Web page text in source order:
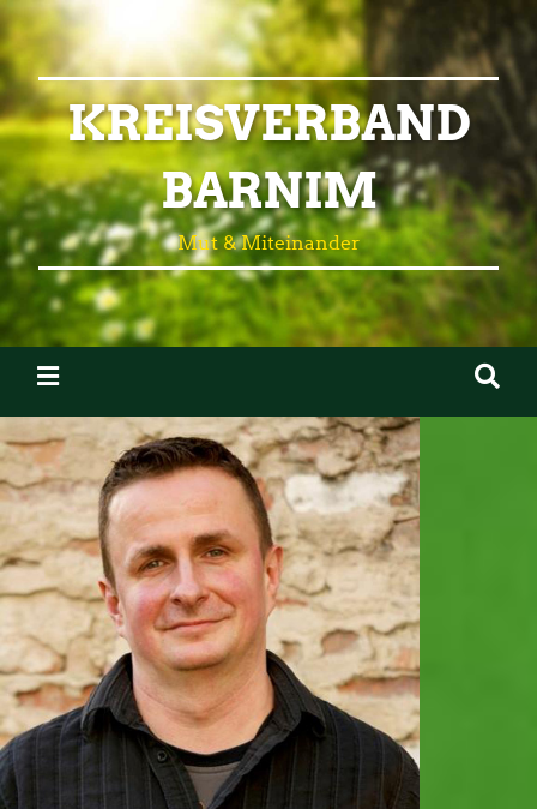
KREISVERBAND
BARNIM
Mut & Miteinander